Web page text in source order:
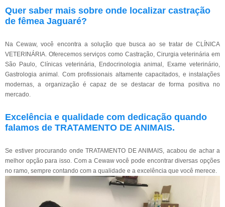
Quer saber mais sobre onde localizar castração
de fêmea Jaguaré?
Na Cewaw, você encontra a solução que busca ao se tratar de CLÍNICA
VETERINÁRIA. Oferecemos serviços como Castração, Cirurgia veterinária em
São Paulo, Clínicas veterinária, Endocrinologia animal, Exame veterinário,
Gastrologia animal. Com profissionais altamente capacitados, e instalações
modernas, a organização é capaz de se destacar de forma positiva no
mercado.
Excelência e qualidade com dedicação quando
falamos de TRATAMENTO DE ANIMAIS.
Se estiver procurando onde TRATAMENTO DE ANIMAIS, acabou de achar a
melhor opção para isso. Com a Cewaw você pode encontrar diversas opções
no ramo, sempre contando com a qualidade e a excelência que você merece.